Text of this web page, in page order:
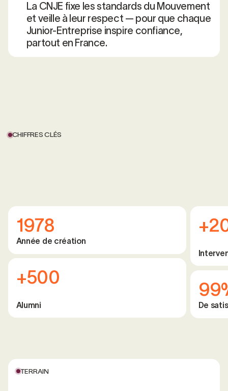
La CNJE fixe les standards du Mouvement
et veille à leur respect — pour que chaque
Junior-Entreprise inspire confiance,
partout en France.
CHIFFRES CLÉS
1978
Année de création
+500
Alumni De
TERRAIN